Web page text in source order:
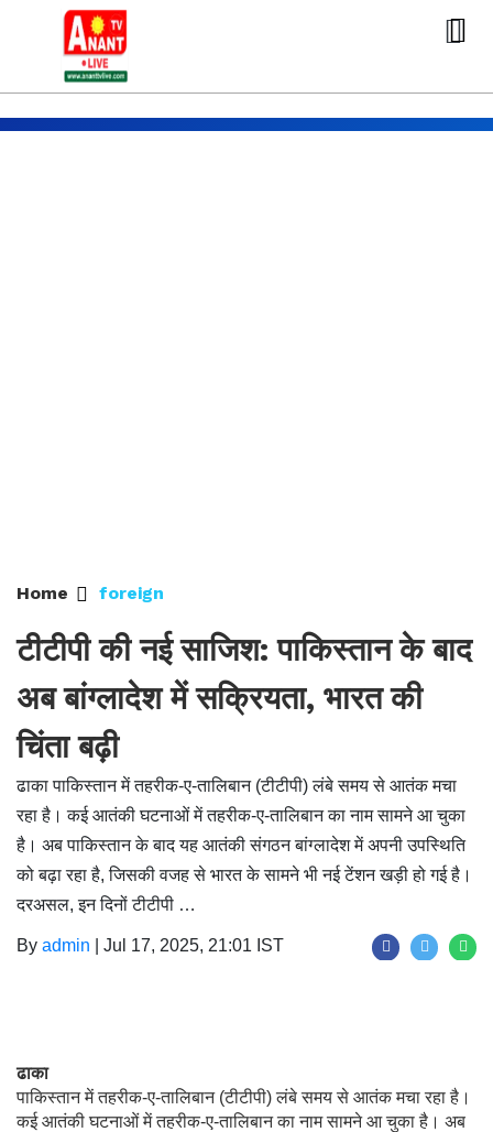
Home foreign
टीटीपी की नई साजिश: पाकिस्तान के बाद
अब बांग्लादेश में सक्रियता, भारत की
चिंता बढ़ी
ढाका पाकिस्तान में तहरीक-ए-तालिबान (टीटीपी) लंबे समय से आतंक मचा
रहा है। कई आतंकी घटनाओं में तहरीक-ए-तालिबान का नाम सामने आ चुका
है। अब पाकिस्तान के बाद यह आतंकी संगठन बांग्लादेश में अपनी उपस्थिति
को बढ़ा रहा है, जिसकी वजह से भारत के सामने भी नई टेंशन खड़ी हो गई है।
दरअसल, इन दिनों टीटीपी …
By admin Jul 17, 2025, 21:01 IST
ढाका
पाकिस्तान में तहरीक-ए-तालिबान (टीटीपी) लंबे समय से आतंक मचा रहा है।
कई आतंकी घटनाओं में तहरीक-ए-तालिबान का नाम सामने आ चुका है। अब